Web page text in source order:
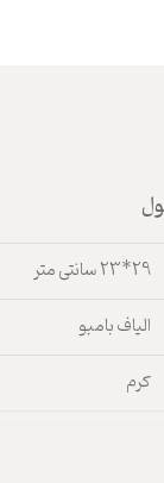
29*23 سانتی متر
الیاف بامبو
کرم